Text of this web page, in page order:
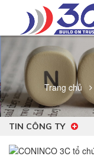
Trang chủ
TIN CÔNG TY